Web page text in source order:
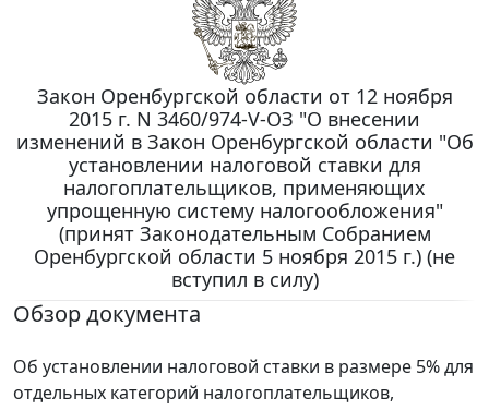
Закон Оренбургской области от 12 ноября
2015 г. N 3460/974-V-ОЗ "О внесении
изменений в Закон Оренбургской области "Об
установлении налоговой ставки для
налогоплательщиков, применяющих
упрощенную систему налогообложения"
(принят Законодательным Собранием
Оренбургской области 5 ноября 2015 г.) (не
вступил в силу)
Обзор документа
Об установлении налоговой ставки в размере 5% для
отдельных категорий налогоплательщиков,